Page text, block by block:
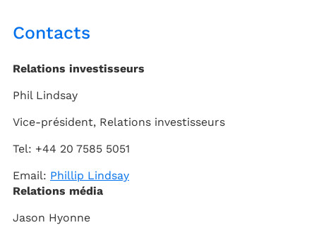
Contacts
Relations investisseurs
Phil Lindsay
Vice-président, Relations investisseurs
Tel: +44 20 7585 5051
Email: Phillip Lindsay
Relations média
Jason Hyonne